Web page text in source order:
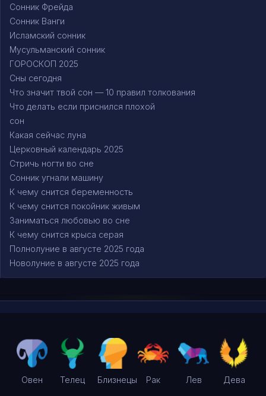
Сонник Фрейда
Сонник Ванги
Исламский сонник
Мусульманский сонник
ГОРОСКОП 2025
Сны сегодня
Что значит твой сон — 10 правил толкования
Что делать если приснился плохой
сон
Какая сейчас луна
Церковный календарь 2025
Стричь ногти во сне
Сонник угнали машину
К чему снится беременность
К чему снится покойник живым
Заниматься любовью во сне
К чему снится крыса серая
Полнолуние в августе 2025 года
Новолуние в августе 2025 года
Овен Телец Близнецы Рак Лев Дева